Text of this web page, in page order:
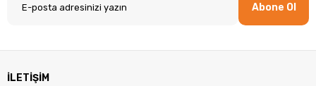
Abone Ol
İLETİŞİM